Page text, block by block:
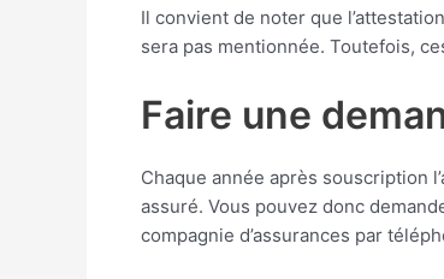
Il convient de noter que
sera pas mentionnée. Toutefois,
Faire une
Chaque année après souscription
assuré. Vous pouvez donc
compagnie d’assurances par